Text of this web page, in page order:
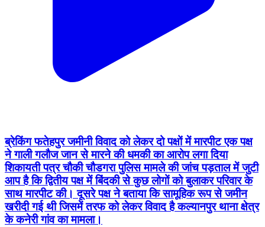
ब्रेकिंग फतेहपुर जमीनी विवाद को लेकर दो पक्षों में मारपीट एक पक्ष
ने गाली गलौज जान से मारने की धमकी का आरोप लगा दिया
शिकायती पत्र चौकी चौडगरा पुलिस मामले की जांच पड़ताल में जुटी
आप है कि द्वितीय पक्ष में बिंदकी से कुछ लोगों को बुलाकर परिवार के
साथ मारपीट की। दूसरे पक्ष ने बताया कि सामूहिक रूप से जमीन
खरीदी गई थी जिसमें तरफ को लेकर विवाद है कल्यानपुर थाना क्षेत्र
के कनेरी गांव का मामला।